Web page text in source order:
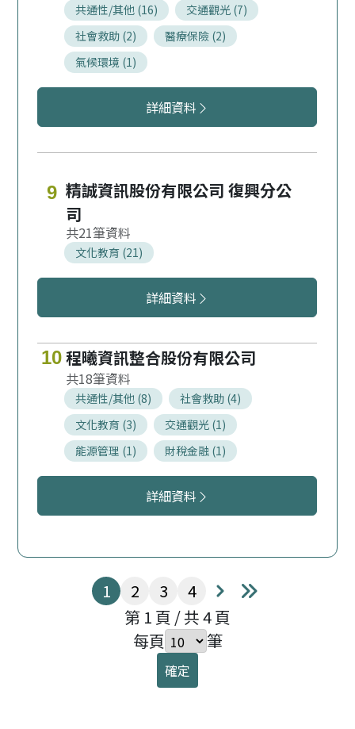
共通性/其他 (16)
交通觀光 (7)
社會救助 (2)
醫療保險 (2)
氣候環境 (1)
大同股份有限公司服務領域
詳細資料
9 精誠資訊股份有限公司 復興分公
司
文化教育 (21)
21
精誠資訊股份有限公司 復興分公司
詳細資料
10 程曦資訊整合股份有限公司
共通性/其他 (8)
社會救助 (4)
文化教育 (3)
交通觀光 (1)
能源管理 (1)
財稅金融 (1)
18
程曦資訊整合股份有限公司服務領域
詳細資料
第
1 頁 第
2頁 第
3頁 第
4頁
下一頁最後一頁
第 1 頁 / 共 4 頁
每頁
筆
確定